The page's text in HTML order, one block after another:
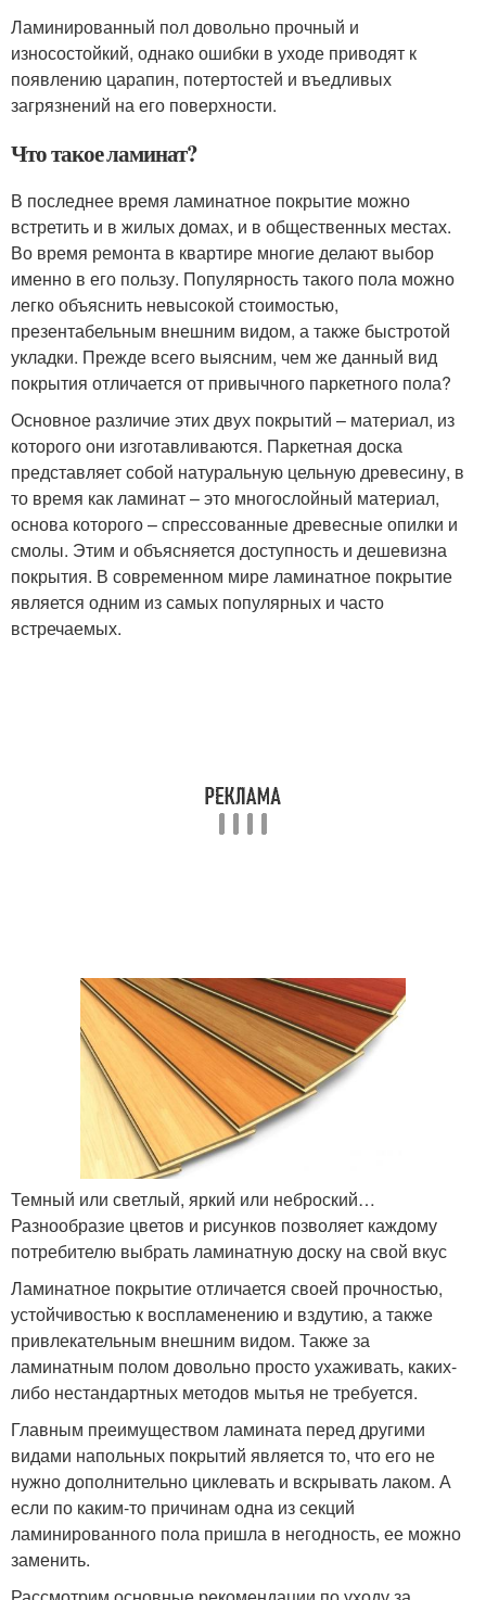
Ламинированный пол довольно прочный и
износостойкий, однако ошибки в уходе приводят к
появлению царапин, потертостей и въедливых
загрязнений на его поверхности.
Что такое ламинат?
В последнее время ламинатное покрытие можно
встретить и в жилых домах, и в общественных местах.
Во время ремонта в квартире многие делают выбор
именно в его пользу. Популярность такого пола можно
легко объяснить невысокой стоимостью,
презентабельным внешним видом, а также быстротой
укладки. Прежде всего выясним, чем же данный вид
покрытия отличается от привычного паркетного пола?
Основное различие этих двух покрытий – материал, из
которого они изготавливаются. Паркетная доска
представляет собой натуральную цельную древесину, в
то время как ламинат – это многослойный материал,
основа которого – спрессованные древесные опилки и
смолы. Этим и объясняется доступность и дешевизна
покрытия. В современном мире ламинатное покрытие
является одним из самых популярных и часто
встречаемых.
Темный или светлый, яркий или неброский…
Разнообразие цветов и рисунков позволяет каждому
потребителю выбрать ламинатную доску на свой вкус
Ламинатное покрытие отличается своей прочностью,
устойчивостью к воспламенению и вздутию, а также
привлекательным внешним видом. Также за
ламинатным полом довольно просто ухаживать, каких-
либо нестандартных методов мытья не требуется.
Главным преимуществом ламината перед другими
видами напольных покрытий является то, что его не
нужно дополнительно циклевать и вскрывать лаком. А
если по каким-то причинам одна из секций
ламинированного пола пришла в негодность, ее можно
заменить.